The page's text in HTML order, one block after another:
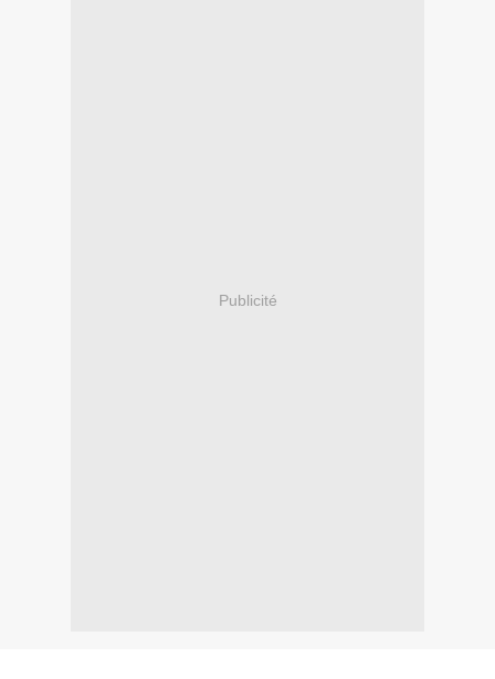
Publicité